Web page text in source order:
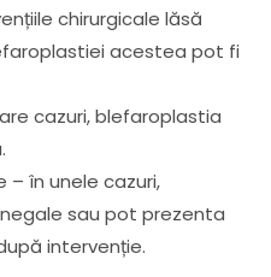
chirurgicale lăsă
acestea pot fi
cazuri, blefaroplastia
– în unele cazuri,
sau pot prezenta
intervenție.